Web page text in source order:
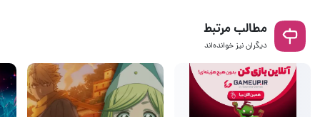
مطالب مرتبط
دیگران نیز خوانده‌اند